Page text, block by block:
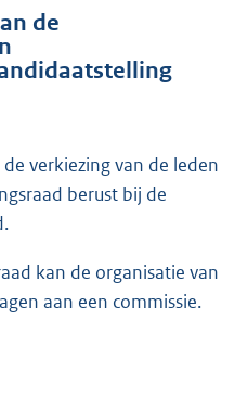
de
verkiezing van de leden
berust bij de
kan de organisatie van
aan een commissie.